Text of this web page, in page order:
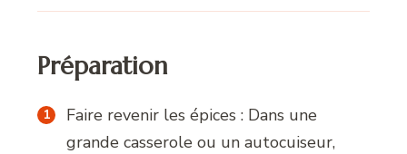
Préparation
Faire revenir les épices : Dans une
grande casserole ou un autocuiseur,